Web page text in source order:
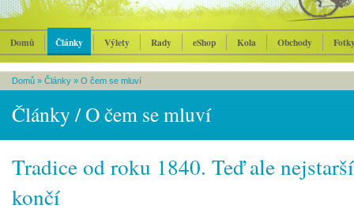
Domů Články Výlety Rady eShop Kola Obchody
Domů » Články » O čem se mluví
Články / O čem se mluví
Tradice od roku 1840. Teď ale
končí